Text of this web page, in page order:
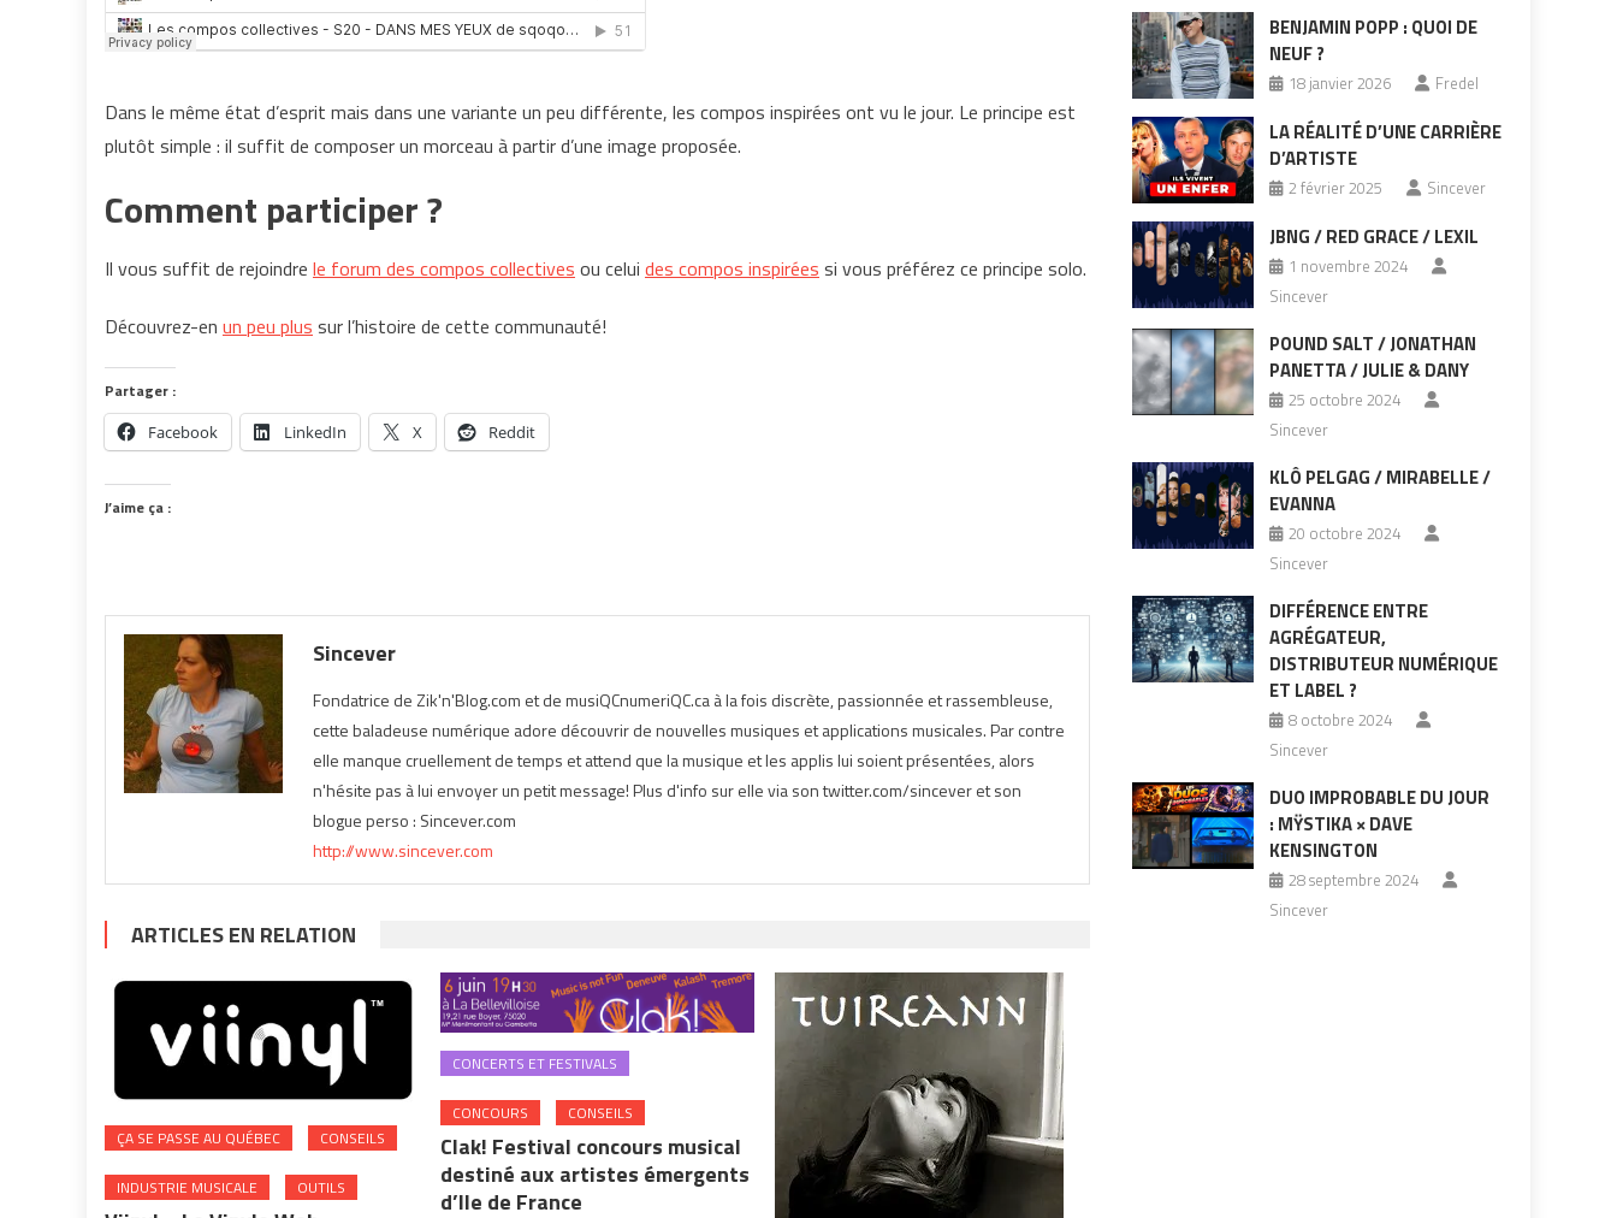
Dans le même état d’esprit mais dans une variante un peu différente, les compos inspirées ont vu le jour. Le principe est
plutôt simple : il suffit de composer un morceau à partir d’une image proposée.
Comment participer ?
Il vous suffit de rejoindre le forum des compos collectives ou celui des compos inspirées si vous préférez ce principe solo.
Découvrez-en un peu plus sur l’histoire de cette communauté!
Partager :
Facebook LinkedIn X Reddit
J’aime ça :
Sincever
Fondatrice de Zik'n'Blog.com et de musiQCnumeriQC.ca à la fois discrète, passionnée et rassembleuse,
cette baladeuse numérique adore découvrir de nouvelles musiques et applications musicales. Par contre
elle manque cruellement de temps et attend que la musique et les applis lui soient présentées, alors
n'hésite pas à lui envoyer un petit message! Plus d'info sur elle via son twitter.com/sincever et son
blogue perso : Sincever.com
http://www.sincever.com
ARTICLES EN RELATION
ÇA SE PASSE AU QUÉBEC CONSEILS
INDUSTRIE MUSICALE OUTILS
CONCERTS ET FESTIVALS
CONCOURS CONSEILS
Clak! Festival concours musical
destiné aux artistes émergents
d’Ile de France
BENJAMIN POPP : QUOI DE
NEUF ?
18 janvier 2026 Fredel
LA RÉALITÉ D’UNE CARRIÈRE
D’ARTISTE
2 février 2025 Sincever
JBNG / RED GRACE / LEXIL
1 novembre 2024
Sincever
POUND SALT / JONATHAN
PANETTA / JULIE & DANY
25 octobre 2024
Sincever
KLÔ PELGAG / MIRABELLE /
EVANNA
20 octobre 2024
Sincever
DIFFÉRENCE ENTRE
AGRÉGATEUR,
DISTRIBUTEUR NUMÉRIQUE
ET LABEL ?
8 octobre 2024
Sincever
DUO IMPROBABLE DU JOUR
: MŸSTIKA × DAVE
KENSINGTON
28 septembre 2024
Sincever